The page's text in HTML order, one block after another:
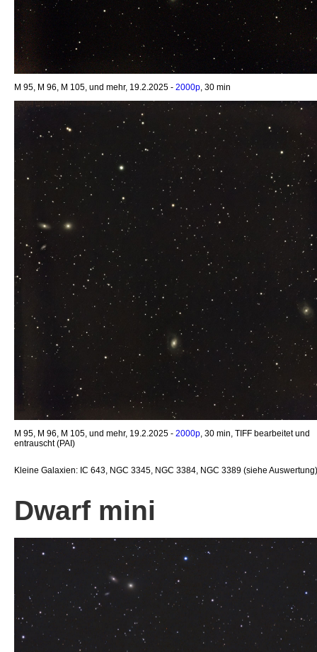
M 95, M 96, M 105, und mehr, 19.2.2025 - 2000p , 30 min
M 95, M 96, M 105, und mehr, 19.2.2025 - 2000p , 30 min, TIFF bearbeitet und
entrauscht (PAI)
Kleine Galaxien: IC 643, NGC 3345, NGC 3384, NGC 3389 (siehe Auswertung)
Dwarf mini